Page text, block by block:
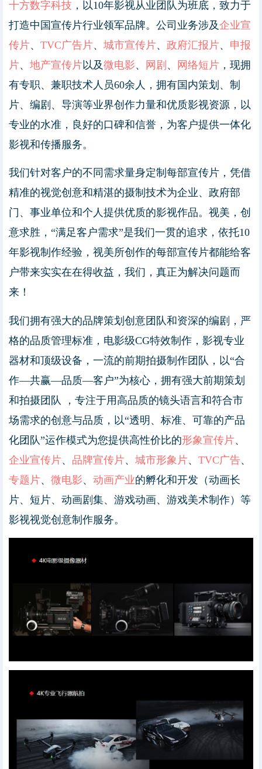
十方数字科技 ，以10年影视从业团队为班底，致力于
打造中国宣传片行业领军品牌。公司业务涉及企业宣
传片、 TVC广告片、 城市宣传片、 政府汇报片、 申报
片、 地产宣传片以及微电影、 网剧 、 网络短片 ，现拥
有专职、兼职技术人员60余人，拥有国内策划、制
片、编剧、导演等业界创作力量和优质影视资源，以
专业的水准，良好的口碑和信誉，为客户提供一体化
影视和传播服务。
我们针对客户的不同需求量身定制每部宣传片，凭借
精准的视觉创意和精湛的摄制技术为企业、政府部
门、事业单位和个人提供优质的影视作品。视美，创
意求胜，“满足客户需求”是我们一贯的追求，依托10
年影视制作经验，视美所创作的每部宣传片都能给客
户带来实实在在得收益，我们，真正为解决问题而
来！
我们拥有强大的品牌策划创意团队和资深的编剧，严
格的品质管理标准，电影级CG特效制作，影视专业
器材和顶级设备，一流的前期拍摄制作团队，以“合
作—共赢—品质—客户”为核心，拥有强大前期策划
和拍摄团队 ，专注于用高品质的镜头语言和符合市
场需求的创意与品质，以“透明、标准、可靠的产品
化团队”运作模式为您提供高性价比的形象宣传片、
企业宣传片、 品牌宣传片、 城市形象片、 TVC广告、
专题片、 微电影、 动画产业的孵化和开发（动画长
片、短片、动画剧集、游戏动画、游戏美术制作）等
影视视觉创意制作服务。